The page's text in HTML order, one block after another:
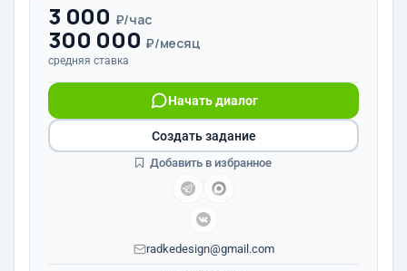
3 000 ₽/час
300 000 ₽/месяц
средняя ставка
Начать диалог
radkedesign@gmail.com
Создать задание
Добавить в избранное